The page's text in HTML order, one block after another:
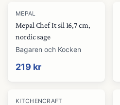
MEPAL
Mepal Chef It sil 16,7 cm,
nordic sage
Bagaren och Kocken
219 kr
KITCHENCRAFT